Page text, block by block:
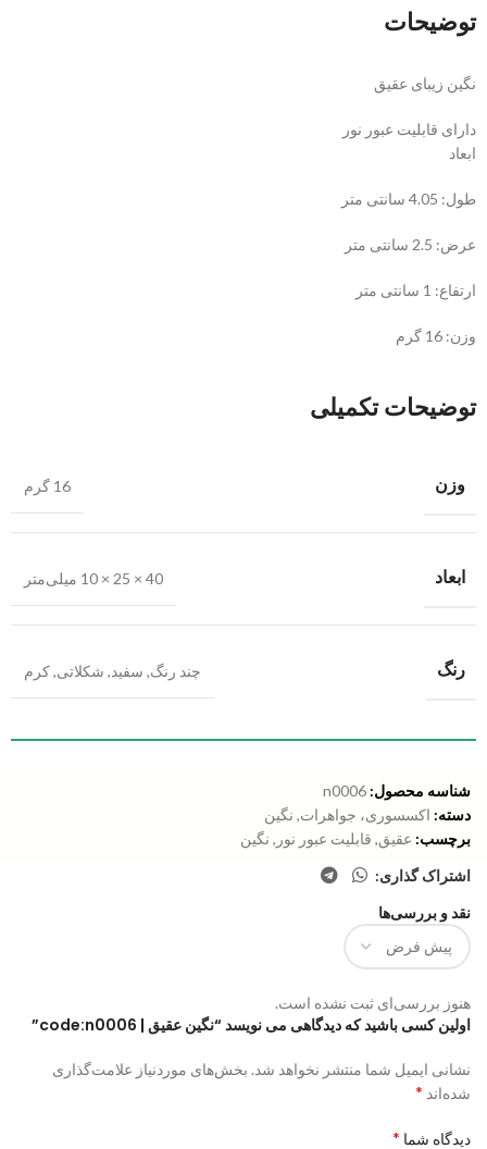
توضیحات
نگین زیبای عقیق
دارای قابلیت عبور نور
ابعاد
طول: 4.05 سانتی متر
عرض: 2.5 سانتی متر
ارتفاع: 1 سانتی متر
وزن: 16 گرم
توضیحات تکمیلی
وزن 16 گرم
ابعاد 40 × 25 × 10 میلی‌متر
رنگ چند رنگ, سفید, شکلاتی,کرم
شناسه محصول: n0006
دسته: اکسسوری، جواهرات, نگین
برچسب: عقیق, قابلیت عبور نور , نگین
اشتراک گذاری:
نقد و بررسی‌ها
هنوز بررسی‌ای ثبت نشده است.
اولین کسی باشید که دیدگاهی می نویسد “نگین عقیق | code:n0006”
نشانی ایمیل شما منتشر نخواهد شد. بخش‌های موردنیاز علامت‌گذاری
شده‌اند *
دیدگاه شما *